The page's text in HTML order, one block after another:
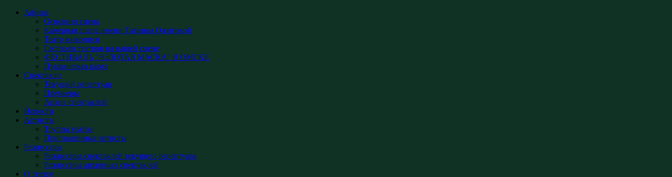
Афиша
Основная сцена
Камерная сцена имени Татьяны Ожиговой
Театр живописи
Гастроли театров на нашей сцене
ФЕСТИВАЛЬ "ЗОЛОТАЯ МАСКА" В ОМСКЕ
Пушкинская карта
Спектакли
Текущий репертуар
Премьеры
Архив спектаклей
Новости
Артисты
Труппа театра
Приглашенные артисты
Режиссеры
Режиссеры спектаклей текущего репертуара
Режиссеры архивных спектаклей
О театре